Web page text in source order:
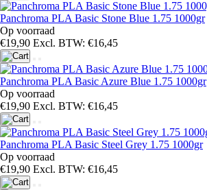
Panchroma PLA Basic Stone Blue 1.75 1000gr
Op voorraad
€19,90 Excl. BTW: €16,45
Panchroma PLA Basic Azure Blue 1.75 1000gr
Op voorraad
€19,90 Excl. BTW: €16,45
Panchroma PLA Basic Steel Grey 1.75 1000gr
Op voorraad
€19,90 Excl. BTW: €16,45